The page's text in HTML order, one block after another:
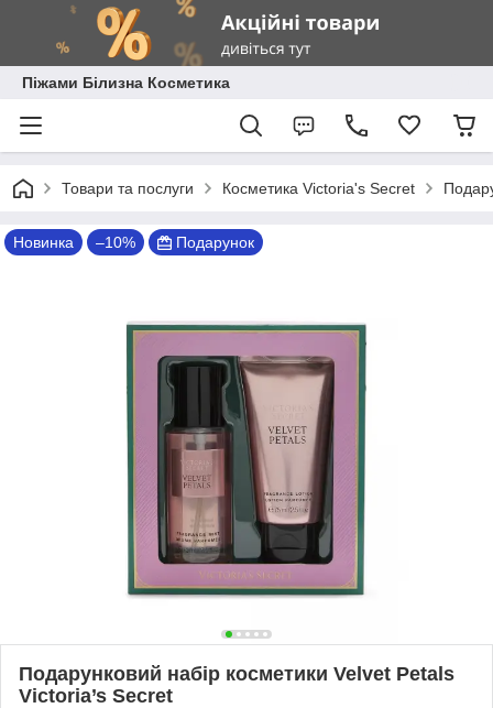
Піжами Білизна Косметика
Товари та послуги Косметика Victoria's Secret
Новинка –10% Подарунок
Подарунковий набір косметики Velvet Petals
Victoria’s Secret